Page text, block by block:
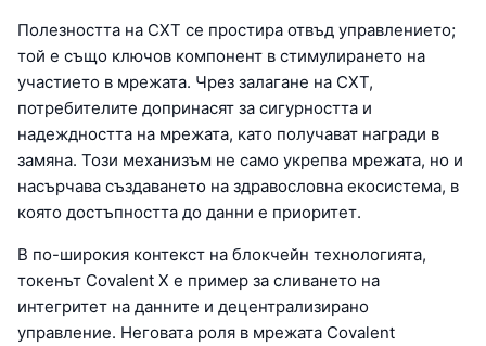
Полезността на CXT се простира отвъд управлението;
той е също ключов компонент в стимулирането на
участието в мрежата. Чрез залагане на CXT,
потребителите допринасят за сигурността и
надеждността на мрежата, като получават награди в
замяна. Този механизъм не само укрепва мрежата, но и
насърчава създаването на здравословна екосистема, в
която достъпността до данни е приоритет.
В по-широкия контекст на блокчейн технологията,
токенът Covalent X е пример за сливането на
интегритет на данните и децентрализирано
управление. Неговата роля в мрежата Covalent